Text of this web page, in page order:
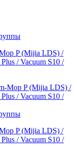
P (Mijia LDS) /
/ Vacuum S10 /
P (Mijia LDS) /
/ Vacuum S10 /